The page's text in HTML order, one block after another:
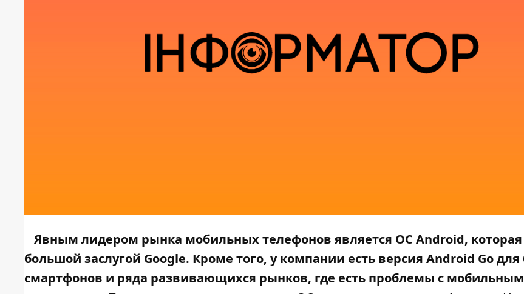
Явным лидером рынка мобильных телефонов является ОС Android, которая
большой заслугой Google. Кроме того, у компании есть версия Android Go
смартфонов и ряда развивающихся рынков, где есть проблемы с мобильным